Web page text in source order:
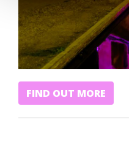
FIND OUT MORE